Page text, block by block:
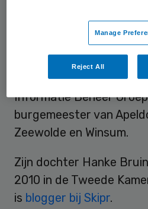
Nederlandse Publieke
was hij secretaris-
ministerie van
Wetenschappen,
Informatie Beheer
burgemeester van
Zeewolde en Winsum.
Zijn dochter Hanke
2010 in de Tweede
is blogger bij Skipr.
Manage
Reject All